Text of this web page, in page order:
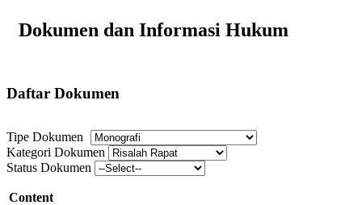
Dokumen dan Informasi Hukum
Daftar Dokumen
Tipe Dokumen
Kategori Dokumen
Status Dokumen
Content